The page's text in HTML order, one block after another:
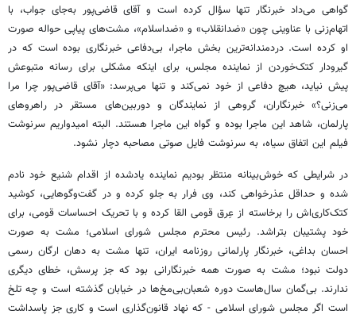
گواهی می‌داد خبرنگار تنها سؤال کرده است و آقای قاضی‌پور به‌جای جواب، با
اتهام‌زنی با عناوینی چون «ضدانقلاب» و «ضداسلام»، مشت‌های پیاپی حواله صورت
او کرده است. دردمندانه‌ترین بخش ماجرا، بی‌دفاعی خبرنگاری بوده است که در
گیرودار کتک‌خوردن از نماینده مجلس، برای اینکه مشکلی برای رسانه متبوعش
پیش نیاید، هیچ دفاعی از خود نمی‌کند و تنها می‌پرسد: «آقای قاضی‌پور چرا مرا
می‌زنی؟» خبرنگاران، گروهی از نمایندگان و دوربین‌های مستقر در راهروهای
پارلمان، شاهد این ماجرا بوده و گواه این ماجرا هستند. البته امیدواریم سرنوشت
فیلم این اتفاق سیاه، به سرنوشت فایل صوتی مصاحبه دچار نشود.
در شرایطی که خوش‌بینانه منتظر بودیم نماینده یادشده از اقدام شنیع خود نادم
شده و حداقل عذرخواهی کند، وی فرار به جلو کرده و در گفت‌وگوهایی، کوشید
کتک‌کاری‌اش را برخاسته از عِرق قومی القا کرده و با تحریک احساسات قومی، برای
خود پشتیبان بتراشد. رئیس محترم مجلس شورای اسلامی؛ مشت به صورت
احسان بداغی، خبرنگار پارلمانی روزنامه ایران، تنها مشت به دهان ارگان رسمی
دولت نبود؛ مشت به صورت همه خبرنگارانی بود که جز پرسش، خطای دیگری
ندارند. بی‌گمان سال‌هاست دوره شعبان‌بی‌مخ‌ها در خیابان گذشته است و چه تلخ
است اگر مجلس شورای اسلامی - که نهاد قانون‌گذاری است و کاری جز پاسداشت